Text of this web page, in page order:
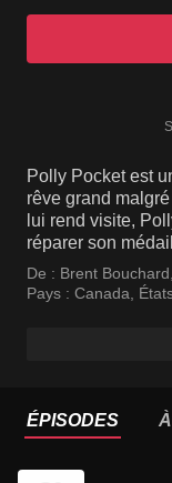
Polly Pocket est
rêve grand
lui rend visite,
réparer son
qu'elle travaille
pouvoir de la
De : Brent Bouchard
Pays : Canada
ÉPISODES